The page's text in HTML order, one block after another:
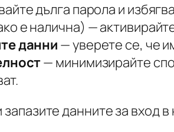
дълга парола и
е налична) —
данни — уверете се, че
— минимизирайте
данните за